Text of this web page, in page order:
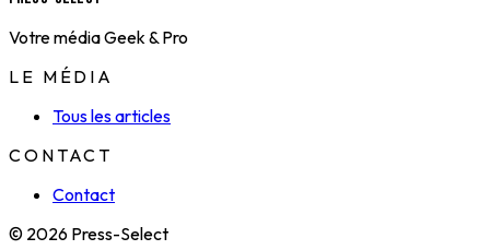
Votre média Geek & Pro
LE MÉDIA
Tous les articles
CONTACT
Contact
© 2026 Press-Select